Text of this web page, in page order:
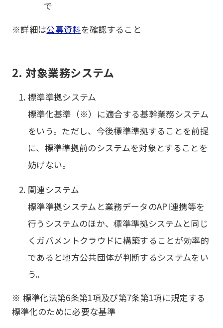
で
※詳細は公募資料を確認すること
2. 対象業務システム
標準準拠システム
標準化基準（※）に適合する基幹業務システム
をいう。ただし、今後標準準拠することを前提
に、標準準拠前のシステムを対象とすることを
妨げない。
関連システム
標準準拠システムと業務データのAPI連携等を
行うシステムのほか、標準準拠システムと同じ
くガバメントクラウドに構築することが効率的
であると地方公共団体が判断するシステムをい
う。
※ 標準化法第6条第1項及び第7条第1項に規定する
標準化のために必要な基準